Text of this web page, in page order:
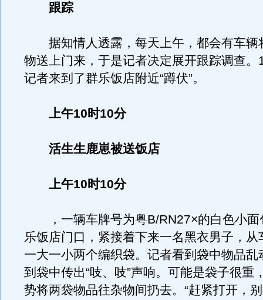
跟踪
据知情人透露，每天上午，都会有车辆
物送上门来，于是记者决定展开跟踪调查。
记者来到了群乐饭店附近“蹲伏”。
上午10时10分
活生生鹿崽被送饭店
上午10时10分
，一辆车牌号为粤B/RN27×的白色小面
乐饭店门口，紧接着下来一名黑衣男子，从
一大一小两个编织袋。记者看到袋中物品乱
到袋中传出“吱、吱”声响。可能是袋子很重
势将两袋物品往杂物间扔去。“赶紧打开，